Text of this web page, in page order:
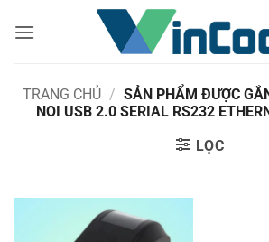
qua
TRANG CHỦ / SẢN PHẨM ĐƯỢC
NOI USB 2.0 SERIAL RS232
LỌC